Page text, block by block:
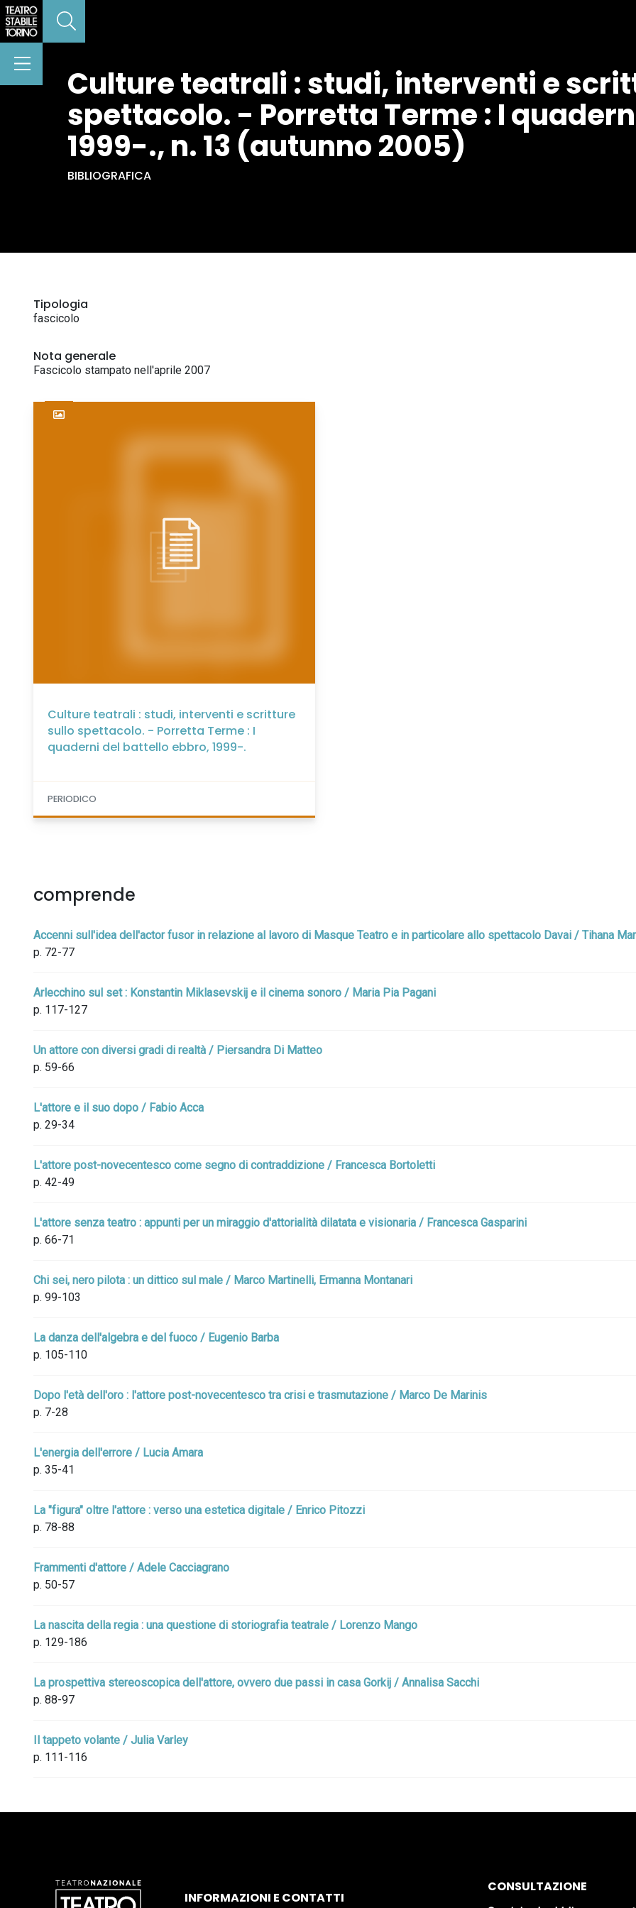
Culture teatrali : studi, interventi e
spettacolo. - Porretta Terme : I
1999-., n. 13 (autunno 2005)
BIBLIOGRAFICA
Tipologia
fascicolo
Nota generale
Fascicolo stampato nell'aprile 2007
Culture teatrali : studi, interventi e scritture
sullo spettacolo. - Porretta Terme : I
quaderni del battello ebbro, 1999-.
PERIODICO
comprende
Accenni sull'idea dell'actor fusor in relazione al lavoro di Masque Teatro e in particolare allo spettacolo Davai / Tihana
p. 72-77
Arlecchino sul set : Konstantin Miklasevskij e il cinema sonoro / Maria Pia Pagani
p. 117-127
Un attore con diversi gradi di realtà / Piersandra Di Matteo
p. 59-66
L'attore e il suo dopo / Fabio Acca
p. 29-34
L'attore post-novecentesco come segno di contraddizione / Francesca Bortoletti
p. 42-49
L'attore senza teatro : appunti per un miraggio d'attorialità dilatata e visionaria / Francesca Gasparini
p. 66-71
Chi sei, nero pilota : un dittico sul male / Marco Martinelli, Ermanna Montanari
p. 99-103
La danza dell'algebra e del fuoco / Eugenio Barba
p. 105-110
Dopo l'età dell'oro : l'attore post-novecentesco tra crisi e trasmutazione / Marco De Marinis
p. 7-28
L'energia dell'errore / Lucia Amara
p. 35-41
La "figura" oltre l'attore : verso una estetica digitale / Enrico Pitozzi
p. 78-88
Frammenti d'attore / Adele Cacciagrano
p. 50-57
La nascita della regia : una questione di storiografia teatrale / Lorenzo Mango
p. 129-186
La prospettiva stereoscopica dell'attore, ovvero due passi in casa Gorkij / Annalisa Sacchi
p. 88-97
Il tappeto volante / Julia Varley
p. 111-116
INFORMAZIONI E CONTATTI
CONSULTAZIONE